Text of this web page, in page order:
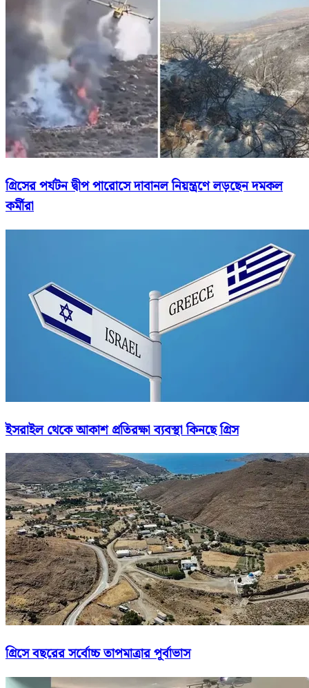
গ্রিসের পর্যটন দ্বীপ পারোসে দাবানল নিয়ন্ত্রণে লড়ছেন দমকল
কর্মীরা
ইসরাইল থেকে আকাশ প্রতিরক্ষা ব্যবস্থা কিনছে গ্রিস
গ্রিসে বছরের সর্বোচ্চ তাপমাত্রার পূর্বাভাস